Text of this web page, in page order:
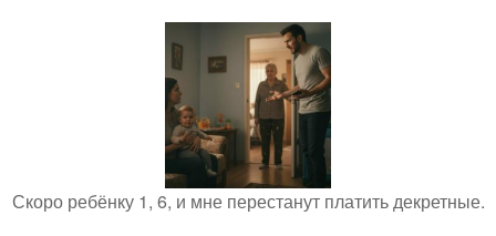
Скоро ребёнку 1, 6, и мне перестанут платить декретные.